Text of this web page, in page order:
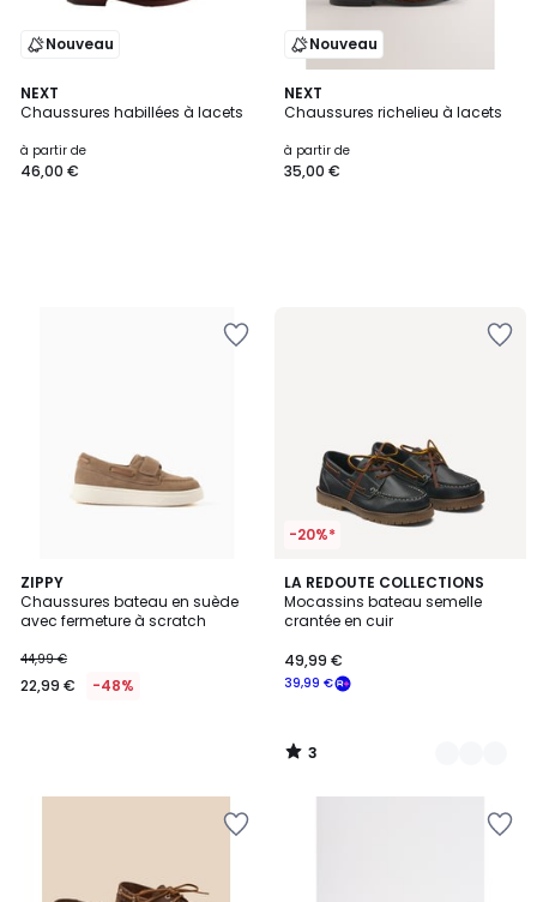
Nouveau
NEXT
Chaussures habillées à lacets
à partir de
46,00 €
Nouveau
NEXT
Chaussures richelieu à lacets
à partir de
35,00 €
ZIPPY
Chaussures bateau en suède
avec fermeture à scratch
44,99 €
22,99 € -48%
-20%*
LA REDOUTE COLLECTIONS
Mocassins bateau semelle
crantée en cuir
39,99 €
49,99 €
3
/
5
2
Couleurs
3
/